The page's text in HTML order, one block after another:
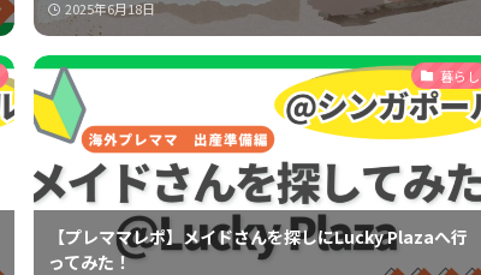
2025年6月18日
暮らし
【プレママレポ】メイドさんを探しにLucky Plazaへ行
ってみた！